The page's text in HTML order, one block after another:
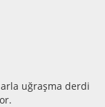
uğraşma derdi